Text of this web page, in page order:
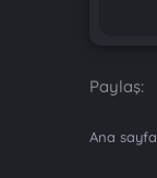
Paylaş:
Ana sayfa